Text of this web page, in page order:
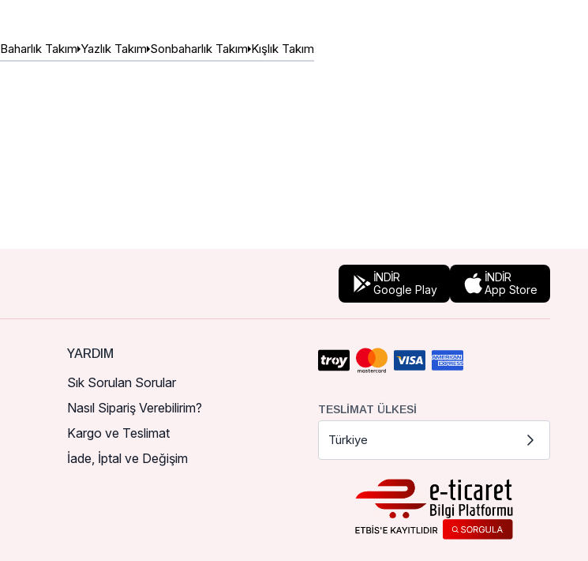
Baharlık Takım Yazlık Takım Sonbaharlık Takım Kışlık Takım
İNDİR
Google Play
İNDİR
App Store
YARDIM
Sık Sorulan Sorular
Nasıl Sipariş Verebilirim?
Kargo ve Teslimat
İade, İptal ve Değişim
TESLIMAT ÜLKESI
Türkiye